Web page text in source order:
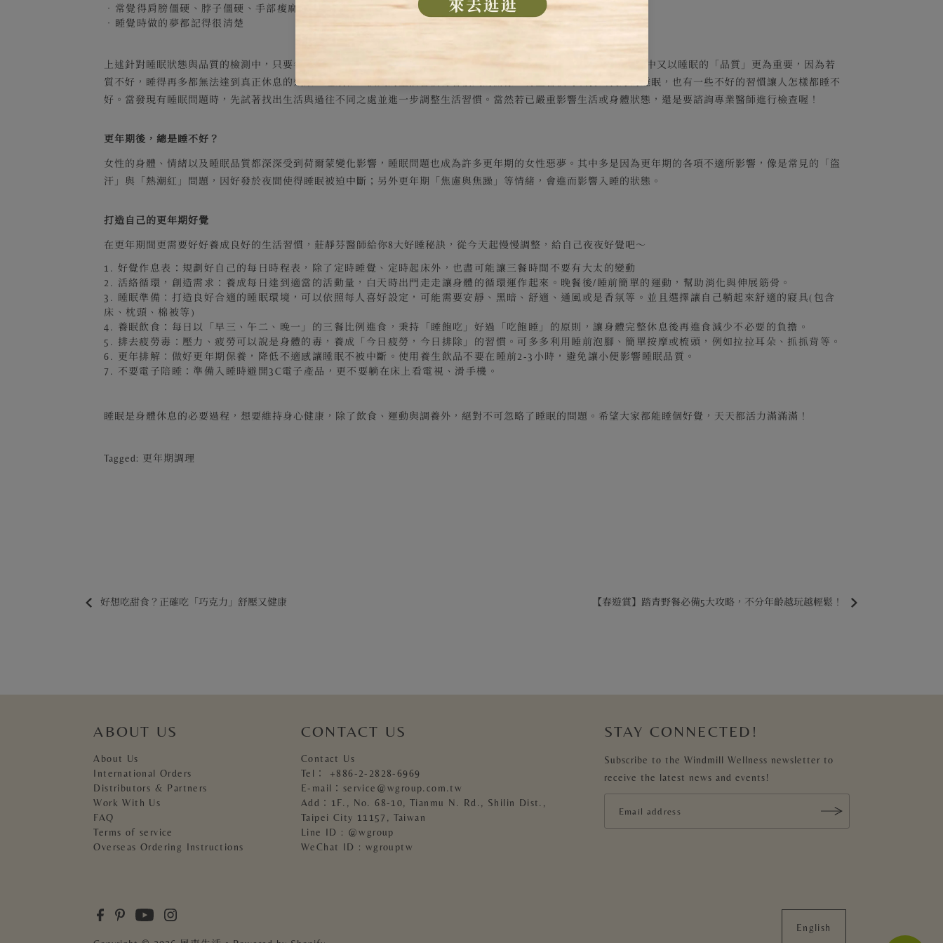
． 常覺得肩膀僵硬、脖子僵硬、手部痠麻
． 睡覺時做的夢都記得很清楚
上述針對睡眠狀態與品質的檢測中，只要各符合任一項並且連續達3天以上，則代表極有可能已有睡眠障礙的狀況。其中又以睡眠的「品質」更為重要，因為若
質不好，睡得再多都無法達到真正休息的效果。睡眠和一個人的生活習慣有著很大的關係，有些習慣可以養出良好的睡眠，也有一些不好的習慣讓人怎樣都睡不
好。當發現有睡眠問題時，先試著找出生活與過往不同之處並進一步調整生活習慣。當然若已嚴重影響生活或身體狀態，還是要諮詢專業醫師進行檢查喔！
更年期後，總是睡不好？
女性的身體、情緒以及睡眠品質都深深受到荷爾蒙變化影響，睡眠問題也成為許多更年期的女性惡夢。其中多是因為更年期的各項不適所影響，像是常見的「盜
汗」與「熱潮紅」問題，因好發於夜間使得睡眠被迫中斷；另外更年期「焦慮與焦躁」等情緒，會進而影響入睡的狀態。
打造自己的更年期好覺
在更年期間更需要好好養成良好的生活習慣，莊靜芬醫師給你8大好睡秘訣，從今天起慢慢調整，給自己夜夜好覺吧～
1. 好覺作息表：規劃好自己的每日時程表，除了定時睡覺、定時起床外，也盡可能讓三餐時間不要有大太的變動
2. 活絡循環，創造需求：養成每日達到適當的活動量，白天時出門走走讓身體的循環運作起來。晚餐後/睡前簡單的運動，幫助消化與伸展筋骨。
3. 睡眠準備：打造良好合適的睡眠環境，可以依照每人喜好設定，可能需要安靜、黑暗、舒適、通風或是香氛等。並且選擇讓自己躺起來舒適的寢具(包含
床、枕頭、棉被等)
4. 養眠飲食：每日以「早三、午二、晚一」的三餐比例進食，秉持「睡飽吃」好過「吃飽睡」的原則，讓身體完整休息後再進食減少不必要的負擔。
5. 排去疲勞毒：壓力、疲勞可以說是身體的毒，養成「今日疲勞，今日排除」的習慣。可多多利用睡前泡腳、簡單按摩或梳頭，例如拉拉耳朵、抓抓背等。
6. 更年排解：做好更年期保養，降低不適感讓睡眠不被中斷。使用養生飲品不要在睡前2-3小時，避免讓小便影響睡眠品質。
7. 不要電子陪睡：準備入睡時避開3C電子產品，更不要躺在床上看電視、滑手機。
睡眠是身體休息的必要過程，想要維持身心健康，除了飲食、運動與調養外，絕對不可忽略了睡眠的問題。希望大家都能睡個好覺，天天都活力滿滿滿！
Tagged: 更年期調理
好想吃甜食？正確吃「巧克力」舒壓又健康 【春遊賞】踏青野餐必備5大攻略，不分年齡越玩越輕鬆！
ABOUT US
About Us
International Orders
Distributors & Partners
Work With Us
FAQ
Terms of service
Overseas Ordering Instructions
CONTACT US
Contact Us
Tel：
+886-2-2828-6969
E-mail： service@wgroup.com.tw
Add：1F., No. 68-10, Tianmu N. Rd., Shilin Dist.,
Taipei City 11157, Taiwan
Line ID : @wgroup
WeChat ID : wgrouptw
STAY CONNECTED!
Subscribe to the Windmill Wellness newsletter to
receive the latest news and events!
English